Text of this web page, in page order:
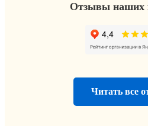
Отзывы наших
Читать все